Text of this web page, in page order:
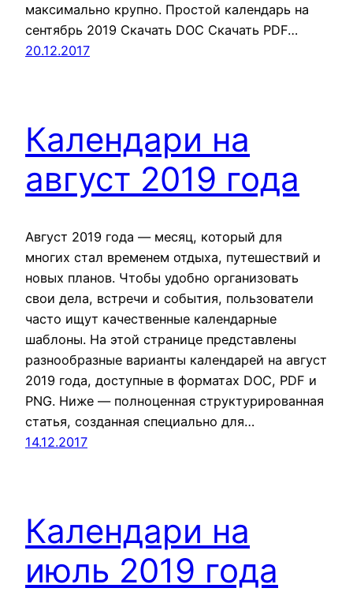
максимально крупно. Простой календарь на
сентябрь 2019 Скачать DOC Скачать PDF…
20.12.2017
Календари на
август 2019 года
Август 2019 года — месяц, который для
многих стал временем отдыха, путешествий и
новых планов. Чтобы удобно организовать
свои дела, встречи и события, пользователи
часто ищут качественные календарные
шаблоны. На этой странице представлены
разнообразные варианты календарей на август
2019 года, доступные в форматах DOC, PDF и
PNG. Ниже — полноценная структурированная
статья, созданная специально для…
14.12.2017
Календари на
июль 2019 года